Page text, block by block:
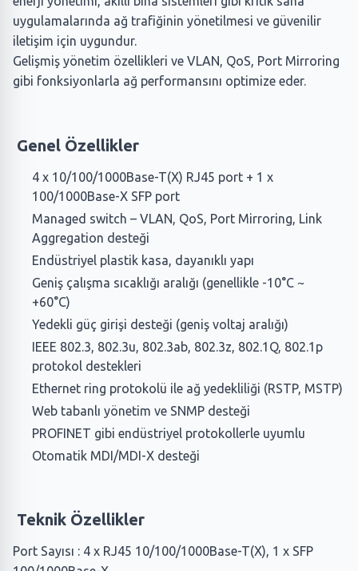
uygulamalarında ağ trafiğinin yönetilmesi ve güvenilir
iletişim için uygundur.
Gelişmiş yönetim özellikleri ve VLAN, QoS, Port Mirroring
gibi fonksiyonlarla ağ performansını optimize eder.
Genel Özellikler
4 x 10/100/1000Base-T(X) RJ45 port + 1 x
100/1000Base-X SFP port
Managed switch – VLAN, QoS, Port Mirroring, Link
Aggregation desteği
Endüstriyel plastik kasa, dayanıklı yapı
Geniş çalışma sıcaklığı aralığı (genellikle -10°C ~
+60°C)
Yedekli güç girişi desteği (geniş voltaj aralığı)
IEEE 802.3, 802.3u, 802.3ab, 802.3z, 802.1Q, 802.1p
protokol destekleri
Ethernet ring protokolü ile ağ yedekliliği (RSTP, MSTP)
Web tabanlı yönetim ve SNMP desteği
PROFINET gibi endüstriyel protokollerle uyumlu
Otomatik MDI/MDI-X desteği
Teknik Özellikler
Port Sayısı : 4 x RJ45 10/100/1000Base-T(X), 1 x SFP